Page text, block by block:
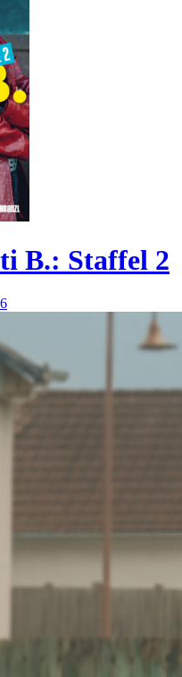
B.: Staffel 2